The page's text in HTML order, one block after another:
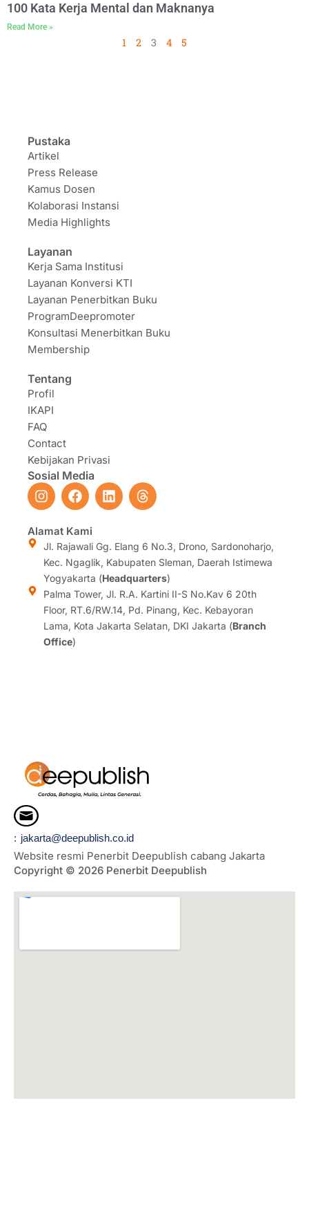
100 Kata Kerja Mental dan Maknanya
Read More »
1 2 3 4 5
Pustaka
Artikel
Press Release
Kamus Dosen
Kolaborasi Instansi
Media Highlights
Layanan
Kerja Sama Institusi
Layanan Konversi KTI
Layanan Penerbitkan Buku
ProgramDeepromoter
Konsultasi Menerbitkan Buku
Membership
Tentang
Profil
IKAPI
FAQ
Contact
Kebijakan Privasi
Sosial Media
I
n
t
a
g
r
a
m
F
a
e
b
o
o
k
L
i
e
d
i
n
T
h
a
d
s
Alamat Kami
Jl. Rajawali Gg. Elang 6 No.3, Drono, Sardonoharjo,
Kec. Ngaglik, Kabupaten Sleman, Daerah Istimewa
Yogyakarta (Headquarters)
Palma Tower, Jl. R.A. Kartini II-S No.Kav 6 20th
Floor, RT.6/RW.14, Pd. Pinang, Kec. Kebayoran
Lama, Kota Jakarta Selatan, DKI Jakarta (Branch
Office)
: jakarta@deepublish.co.id
Website resmi Penerbit Deepublish cabang Jakarta
Copyright © 2026 Penerbit Deepublish